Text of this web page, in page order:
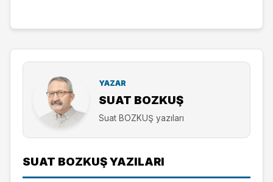
YAZAR
SUAT BOZKUŞ
Suat BOZKUŞ yazıları
SUAT BOZKUŞ YAZILARI